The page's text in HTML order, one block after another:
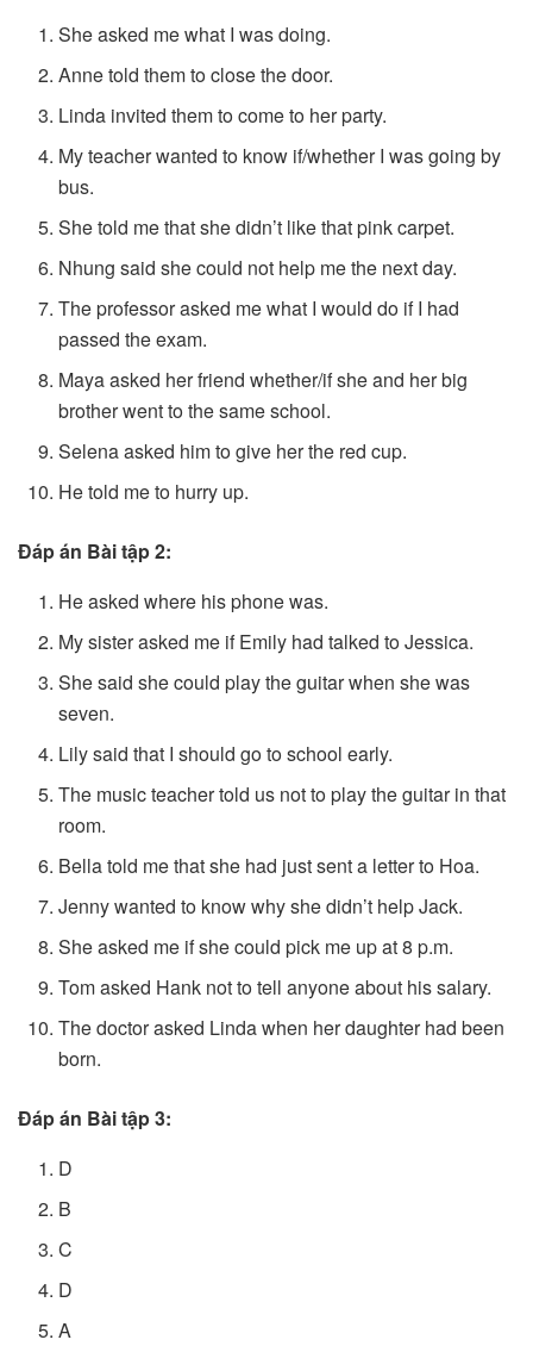
She asked me what I was doing.
Anne told them to close the door.
Linda invited them to come to her party.
My teacher wanted to know if/whether I was going by
bus.
She told me that she didn’t like that pink carpet.
Nhung said she could not help me the next day.
The professor asked me what I would do if I had
passed the exam.
Maya asked her friend whether/if she and her big
brother went to the same school.
Selena asked him to give her the red cup.
He told me to hurry up.
Đáp án Bài tập 2:
He asked where his phone was.
My sister asked me if Emily had talked to Jessica.
She said she could play the guitar when she was
seven.
Lily said that I should go to school early.
The music teacher told us not to play the guitar in that
room.
Bella told me that she had just sent a letter to Hoa.
Jenny wanted to know why she didn’t help Jack.
She asked me if she could pick me up at 8 p.m.
Tom asked Hank not to tell anyone about his salary.
The doctor asked Linda when her daughter had been
born.
Đáp án Bài tập 3:
D
B
C
D
A